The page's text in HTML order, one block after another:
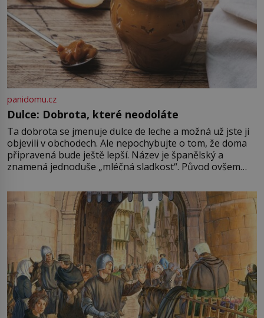
panidomu.cz
Dulce: Dobrota, které neodoláte
Ta dobrota se jmenuje dulce de leche a možná už jste ji
objevili v obchodech. Ale nepochybujte o tom, že doma
připravená bude ještě lepší. Název je španělský a
znamená jednoduše „mléčná sladkost“. Původ ovšem
pře hned několik latinskoamerických zemí a k tomu
Francie, kde se traduje,